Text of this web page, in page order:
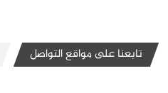
تابعنا على مواقع التواصل